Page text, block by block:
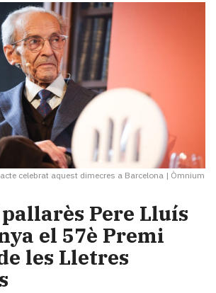
celebrat aquest dimecres a Barcelona | Òmnium
Pere Lluís
el 57è Premi
les Lletres